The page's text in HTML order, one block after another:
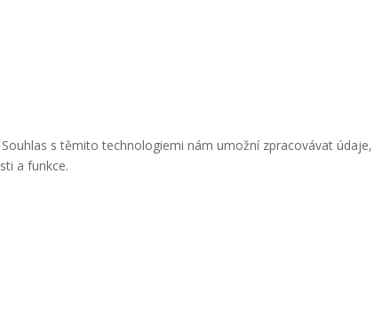
s těmito technologiemi nám umožní zpracovávat údaje,
a funkce.